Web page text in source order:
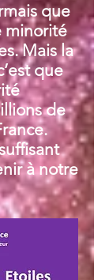
que
minorité
Mais la
que
de
à notre